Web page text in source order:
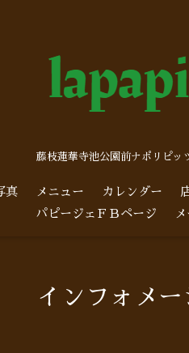
藤枝蓮華寺池公園前ナポリピッ
真 メニュー カレンダー
パピージェＦＢページ
インフォメー